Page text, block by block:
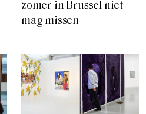
zomer in Brussel niet
mag missen